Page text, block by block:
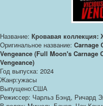
Название: Кровавая коллекция:
Оригинальное название: Carnage
Vengeance (Full Moon's
Vengeance)
Год выпуска: 2024
Жанр:ужасы
Выпущено:США
Режиссер: Чарльз Бэнд,